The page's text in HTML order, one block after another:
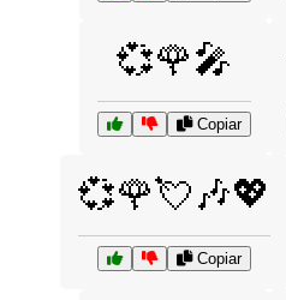
💞🌹🎤
Copiar
💞🌹💘🎶💖
Copiar